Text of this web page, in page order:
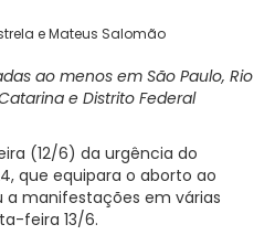
e Mateus Salomão
ao menos em São Paulo, Rio
e Distrito Federal
(12/6) da urgência do
que equipara o aborto ao
manifestações em várias
feira 13/6.